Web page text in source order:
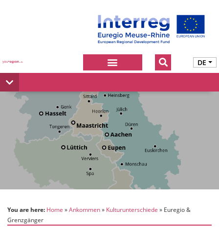
DE
You are here: Home Ankommen Kulturunterschiede
Euregio &
Grenzgänger